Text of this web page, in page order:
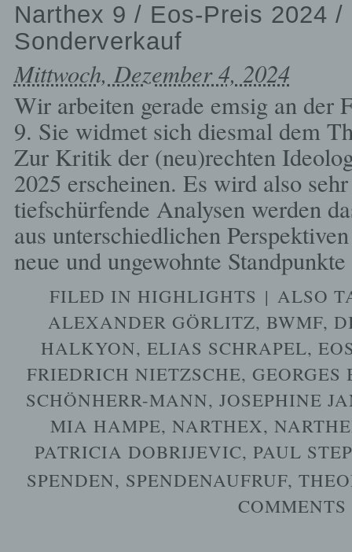
Narthex 9 / Eos-Preis 2024 /
Sonderverkauf
Mittwoch, Dezember 4, 2024
Wir arbeiten gerade emsig an der
9. Sie widmet sich diesmal dem
Zur Kritik der (neu)rechten
2025 erscheinen. Es wird also
tiefschürfende Analysen werden
aus unterschiedlichen
neue und ungewohnte
FILED IN HIGHLIGHTS | ALSO
ALEXANDER GÖRLITZ, BWMF,
HALKYON, ELIAS SCHRAPEL,
FRIEDRICH NIETZSCHE,
SCHÖNHERR-MANN, JOSEPHINE
MIA HAMPE, NARTHEX,
PATRICIA DOBRIJEVIC, PAUL
SPENDEN, SPENDENAUFRUF,
COMMENTS